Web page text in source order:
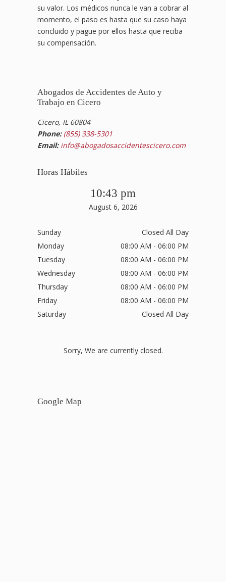
su valor. Los médicos nunca le van a cobrar al
momento, el paso es hasta que su caso haya
concluido y pague por ellos hasta que reciba
su compensación.
Abogados de Accidentes de Auto y
Trabajo en Cicero
Cicero, IL 60804
Phone: (855) 338-5301
Email: info@abogadosaccidentescicero.com
Horas Hábiles
10:43 pm
August 6, 2026
Sunday
Closed All Day
Monday
08:00 AM - 06:00 PM
Tuesday
08:00 AM - 06:00 PM
Wednesday
08:00 AM - 06:00 PM
Thursday
08:00 AM - 06:00 PM
Friday
08:00 AM - 06:00 PM
Saturday
Closed All Day
Sorry, We are currently closed.
Google Map